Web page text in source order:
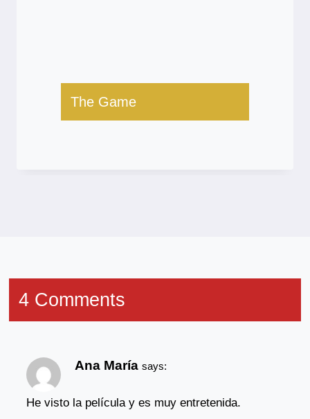
The Game
4 Comments
Ana María says:
He visto la película y es muy entretenida.